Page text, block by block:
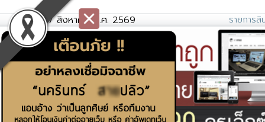
วันศุกร์ที่ 7 สิงหาคม พ.ศ. 2569 รายการสิ